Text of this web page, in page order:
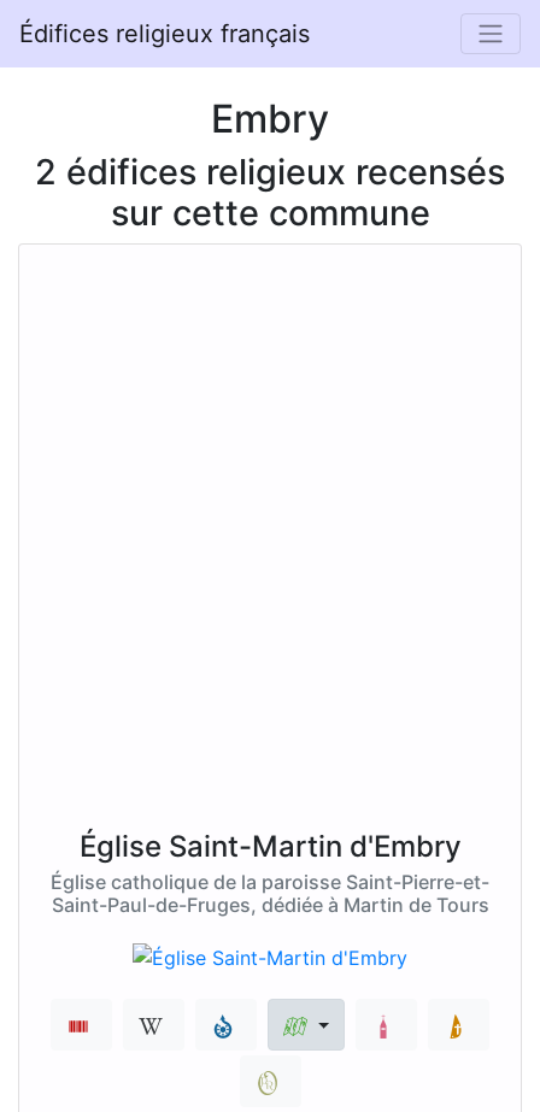
Édifices religieux français
Embry
2 édifices religieux recensés
sur cette commune
Église Saint-Martin d'Embry
Église catholique de la paroisse Saint-Pierre-et-
Saint-Paul-de-Fruges, dédiée à Martin de Tours